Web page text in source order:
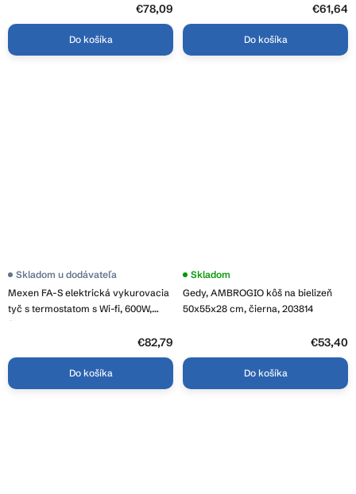
€78,09
Do košíka
€61,64
Do košíka
Mexen FA-S elektrická vykurovacia
tyč s termostatom s Wi-fi, 600W,
čierna, W954-0600-70
Skladom u dodávateľa
€82,79
Do košíka
Gedy, AMBROGIO kôš na bielizeň
50x55x28 cm, čierna, 203814
Skladom
€53,40
Do košíka